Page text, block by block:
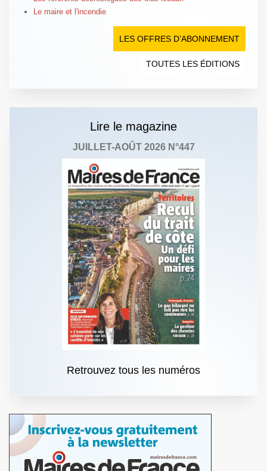
Le maire et l'incendie
LES OFFRES D’ABONNEMENT
TOUTES LES ÉDITIONS
Lire le magazine
JUILLET-AOÛT 2026 N°447
Retrouvez tous les numéros